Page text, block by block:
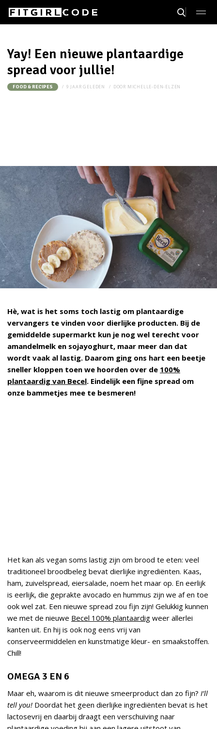
Yay! Een nieuwe plantaardige
spread voor jullie!
FOOD & RECIPES 9 JAAR GELEDEN DOOR MICHELLE-DEN-ELZEN
Hè, wat is het soms toch lastig om plantaardige
vervangers te vinden voor dierlijke producten. Bij de
gemiddelde supermarkt kun je nog wel terecht voor
amandelmelk en sojayoghurt, maar meer dan dat
wordt vaak al lastig. Daarom ging ons hart een beetje
sneller kloppen toen we hoorden over de 100%
plantaardig van Becel. Eindelijk een fijne spread om
onze bammetjes mee te besmeren!
Het kan als vegan soms lastig zijn om brood te eten: veel
traditioneel broodbeleg bevat dierlijke ingrediënten. Kaas,
ham, zuivelspread, eiersalade, noem het maar op. En eerlijk
is eerlijk, die geprakte avocado en hummus zijn we af en toe
ook wel zat. Een nieuwe spread zou fijn zijn! Gelukkig kunnen
we met de nieuwe Becel 100% plantaardig weer allerlei
kanten uit. En hij is ook nog eens vrij van
conserveermiddelen en kunstmatige kleur- en smaakstoffen.
Chill!
OMEGA 3 EN 6
Maar eh, waarom is dit nieuwe smeerproduct dan zo fijn? I’ll
tell you! Doordat het geen dierlijke ingrediënten bevat is het
lactosevrij en daarbij draagt een verschuiving naar